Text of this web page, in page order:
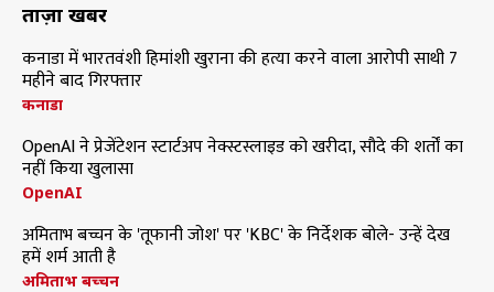
ताज़ा खबरें
कनाडा में भारतवंशी हिमांशी खुराना की हत्या करने वाला आरोपी साथी 7
महीने बाद गिरफ्तार
कनाडा
OpenAI ने प्रेजेंटेशन स्टार्टअप नेक्स्टस्लाइड को खरीदा, सौदे की शर्तों का
नहीं किया खुलासा
OpenAI
अमिताभ बच्चन के 'तूफानी जोश' पर 'KBC' के निर्देशक बोले- उन्हें देख
हमें शर्म आती है
अमिताभ बच्चन